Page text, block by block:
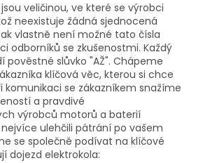
veličinou, ve které se výrobci
neexistuje žádná sjednocená
vlastně není možné tato čísla
odborníků se zkušenostmi. Každý
pověstné slůvko "AŽ". Chápeme
klíčová věc, kterou si chce
komunikaci se zákazníkem snažíme
a pravdivé
výrobců motorů a baterií
ulehčili pátrání po vašem
se společně podívat na klíčové
dojezd elektrokola: